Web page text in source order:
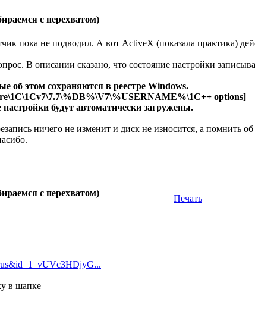
с перехватом)
пока не подводил. А вот ActiveX (показала практика)
В описании сказано, что состояние настройки
об этом сохраняются в реестре Windows.
options]
будут автоматически загружены.
ничего не изменит и диск не износится, а помнить
с перехватом)
Печать
в шапке